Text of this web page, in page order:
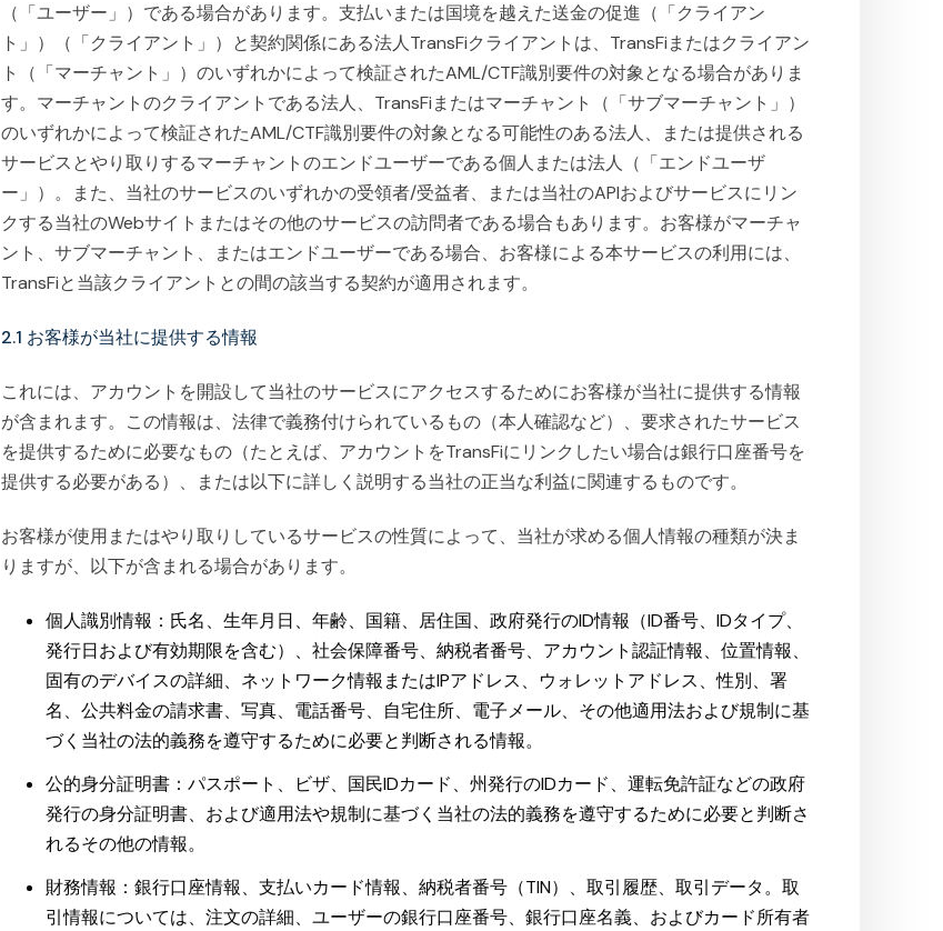
（「ユーザー」）である場合があります。支払いまたは国境を越えた送金の促進（「クライアン
ト」）（「クライアント」）と契約関係にある法人TransFiクライアントは、TransFiまたはクライアン
ト（「マーチャント」）のいずれかによって検証されたAML/CTF識別要件の対象となる場合がありま
す。マーチャントのクライアントである法人、TransFiまたはマーチャント（「サブマーチャント」）
のいずれかによって検証されたAML/CTF識別要件の対象となる可能性のある法人、または提供される
サービスとやり取りするマーチャントのエンドユーザーである個人または法人（「エンドユーザ
ー」）。また、当社のサービスのいずれかの受領者/受益者、または当社のAPIおよびサービスにリン
クする当社のWebサイトまたはその他のサービスの訪問者である場合もあります。お客様がマーチャ
ント、サブマーチャント、またはエンドユーザーである場合、お客様による本サービスの利用には、
TransFiと当該クライアントとの間の該当する契約が適用されます。
2.1 お客様が当社に提供する情報
これには、アカウントを開設して当社のサービスにアクセスするためにお客様が当社に提供する情報
が含まれます。この情報は、法律で義務付けられているもの（本人確認など）、要求されたサービス
を提供するために必要なもの（たとえば、アカウントをTransFiにリンクしたい場合は銀行口座番号を
提供する必要がある）、または以下に詳しく説明する当社の正当な利益に関連するものです。
お客様が使用またはやり取りしているサービスの性質によって、当社が求める個人情報の種類が決ま
りますが、以下が含まれる場合があります。
個人識別情報：氏名、生年月日、年齢、国籍、居住国、政府発行のID情報（ID番号、IDタイプ、
発行日および有効期限を含む）、社会保障番号、納税者番号、アカウント認証情報、位置情報、
固有のデバイスの詳細、ネットワーク情報またはIPアドレス、ウォレットアドレス、性別、署
名、公共料金の請求書、写真、電話番号、自宅住所、電子メール、その他適用法および規制に基
づく当社の法的義務を遵守するために必要と判断される情報。
公的身分証明書：パスポート、ビザ、国民IDカード、州発行のIDカード、運転免許証などの政府
発行の身分証明書、および適用法や規制に基づく当社の法的義務を遵守するために必要と判断さ
れるその他の情報。
財務情報：銀行口座情報、支払いカード情報、納税者番号（TIN）、取引履歴、取引データ。取
引情報については、注文の詳細、ユーザーの銀行口座番号、銀行口座名義、およびカード所有者